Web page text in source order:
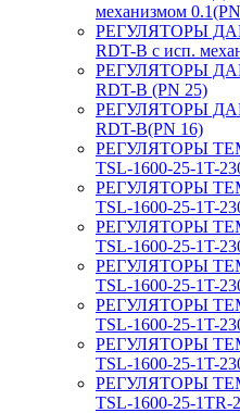
механизмом
РЕГУЛЯТОРЫ
RDT-B с исп.
РЕГУЛЯТОРЫ
RDT-B (PN 25)
РЕГУЛЯТОРЫ
RDT-B(PN 16)
РЕГУЛЯТОРЫ
TSL-1600-25-1T-
РЕГУЛЯТОРЫ
TSL-1600-25-1T-
РЕГУЛЯТОРЫ
TSL-1600-25-1T-
РЕГУЛЯТОРЫ
TSL-1600-25-1T-
РЕГУЛЯТОРЫ
TSL-1600-25-1T-
РЕГУЛЯТОРЫ
TSL-1600-25-1T-
РЕГУЛЯТОРЫ
TSL-1600-25-1TR-